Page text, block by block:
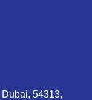
54313,